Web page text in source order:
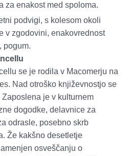
za enakost med spoloma.
podvigi, s kolesom okoli
v zgodovini, enakovrednost
pogum.
se je rodila v Macomerju na
Nad otroško književnostjo se
je v kulturnem
dogodke, delavnice za
odrasle, posebno skrb
Že kakšno desetletje
osveščanju o